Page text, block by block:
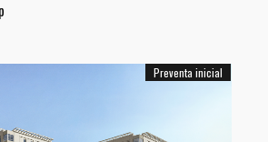
Preventa inicial